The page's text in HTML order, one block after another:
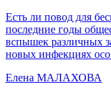
Есть ли повод для
последние годы
вспышек различных
новых инфекциях
Елена МАЛАХОВА